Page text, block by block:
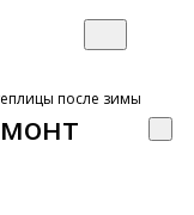
после зимы